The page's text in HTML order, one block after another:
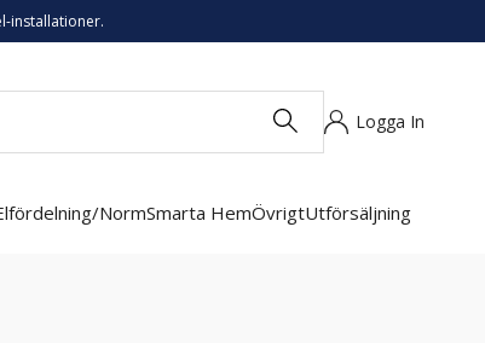
installationer.
Logga In
NormSmarta HemÖvrigtUtförsäljning